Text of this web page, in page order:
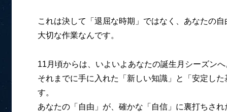
これは決して「退屈な時期」ではなく、あなたの
大切な作業なんです。
11月頃からは、いよいよあなたの誕生月シーズンへ
それまでに手に入れた「新しい知識」と「安定し
す。
あなたの「自由」が、確かな「自信」に裏打ちされ